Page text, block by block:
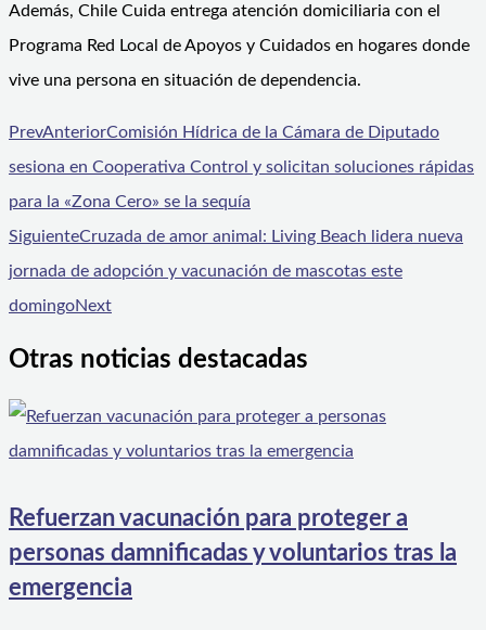
Además, Chile Cuida entrega atención domiciliaria con el
Programa Red Local de Apoyos y Cuidados en hogares donde
vive una persona en situación de dependencia.
PrevAnteriorComisión Hídrica de la Cámara de Diputado
sesiona en Cooperativa Control y solicitan soluciones rápidas
para la «Zona Cero» se la sequía
SiguienteCruzada de amor animal: Living Beach lidera nueva
jornada de adopción y vacunación de mascotas este
domingoNext
Otras noticias destacadas
Refuerzan vacunación para proteger a
personas damnificadas y voluntarios tras la
emergencia